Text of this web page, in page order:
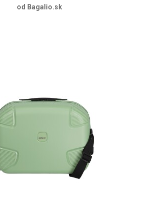
od Bagalio.sk